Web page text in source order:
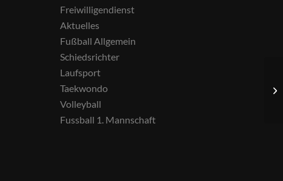
Freiwilligendienst
Aktuelles
Fußball Allgemein
Schiedsrichter
Laufsport
Taekwondo
Volleyball
Fussball 1. Mannschaft